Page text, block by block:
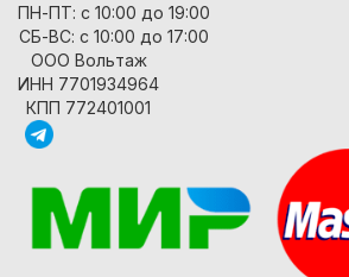
ПН-ПТ: с 10:00 до 19:00
СБ-ВС: с 10:00 до 17:00
ООО Вольтаж
ИНН 7701934964
КПП 772401001